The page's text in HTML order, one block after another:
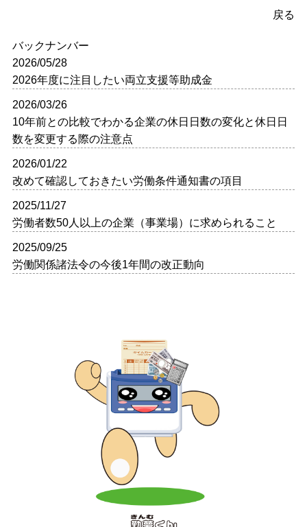
戻る
バックナンバー
2026/05/28
2026年度に注目したい両立支援等助成金
2026/03/26
10年前との比較でわかる企業の休日日数の変化と休日日
数を変更する際の注意点
2026/01/22
改めて確認しておきたい労働条件通知書の項目
2025/11/27
労働者数50人以上の企業（事業場）に求められること
2025/09/25
労働関係諸法令の今後1年間の改正動向